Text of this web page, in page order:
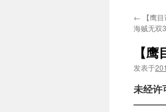
← 【鹰
海贼无双
【
发表于
未经许